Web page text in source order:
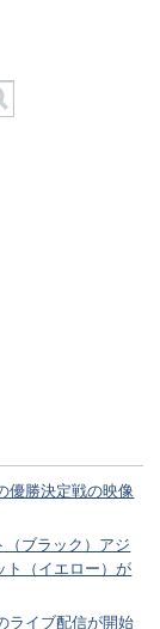
優勝決定戦の映像
（ブラック）アジ
ト（イエロー）が
ライブ配信が開始